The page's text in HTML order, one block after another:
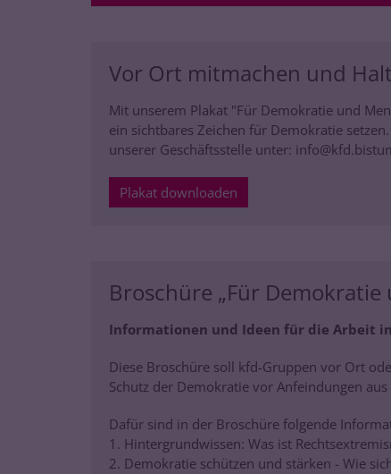
Vor Ort mitmachen und
Mit unserem Plakat "Für Demokratie und
ein sichtbares Zeichen für Demokratie
unserer Geschäftsstelle unter:
Plakat downloaden
Broschüre „Für
Informationen und Ideen für die Arbeit
Diese Broschüre soll kfd-Gruppen vor Ort
Schutz der Demokratie vor Anfeindungen
Dafür sind in der Broschüre folgende
1. Hintergrundwissen: Was ist
2. Demokratie schützen und stärken - Wie